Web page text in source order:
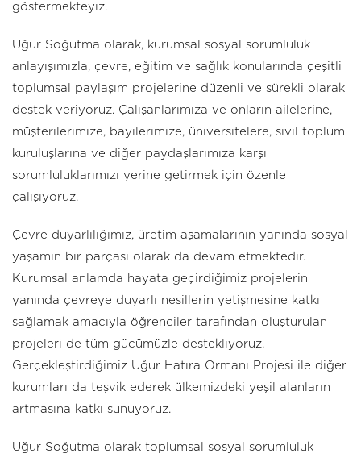
göstermekteyiz.
Uğur Soğutma olarak, kurumsal sosyal sorumluluk
anlayışımızla, çevre, eğitim ve sağlık konularında çeşitli
toplumsal paylaşım projelerine düzenli ve sürekli olarak
destek veriyoruz. Çalışanlarımıza ve onların ailelerine,
müşterilerimize, bayilerimize, üniversitelere, sivil toplum
kuruluşlarına ve diğer paydaşlarımıza karşı
sorumluluklarımızı yerine getirmek için özenle
çalışıyoruz.
Çevre duyarlılığımız, üretim aşamalarının yanında sosyal
yaşamın bir parçası olarak da devam etmektedir.
Kurumsal anlamda hayata geçirdiğimiz projelerin
yanında çevreye duyarlı nesillerin yetişmesine katkı
sağlamak amacıyla öğrenciler tarafından oluşturulan
projeleri de tüm gücümüzle destekliyoruz.
Gerçekleştirdiğimiz Uğur Hatıra Ormanı Projesi ile diğer
kurumları da teşvik ederek ülkemizdeki yeşil alanların
artmasına katkı sunuyoruz.
Uğur Soğutma olarak toplumsal sosyal sorumluluk